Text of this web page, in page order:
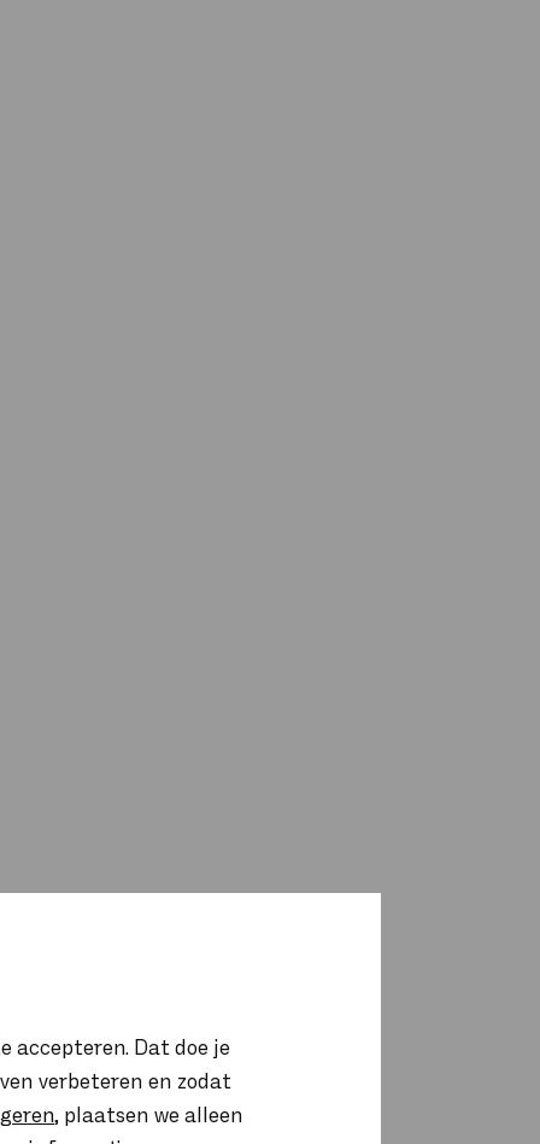
accepteren. Dat doe je
verbeteren en zodat
, plaatsen we alleen